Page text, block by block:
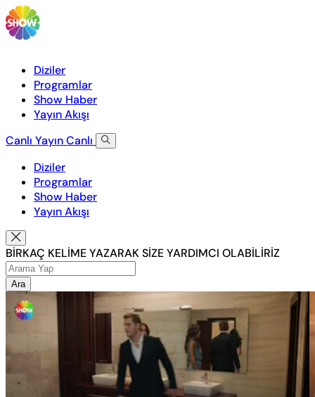
Diziler
Programlar
Show Haber
Yayın Akışı
Canlı YayınCanlı
Diziler
Programlar
Show Haber
Yayın Akışı
BİRKAÇ KELİME YAZARAK SİZE YARDIMCI OLABİLİRİZ
Ara